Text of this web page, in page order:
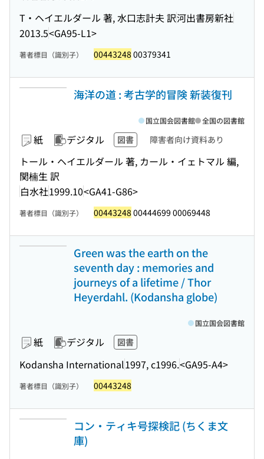
T・ヘイエルダール 著, 水口志計夫 訳河出書房新社
2013.5<GA95-L1>
著者標目（識別子） 00443248 00379341
海洋の道 : 考古学的冒険 新装復刊
紙 デジタル 図書 障害者向け資料あり
トール・ヘイエルダール 著, カール・イェトマル 編,
関楠生 訳
白水社1999.10<GA41-G86>
国立国会図書館 全国の図書館
著者標目（識別子） 00443248 00444699 00069448
Green was the earth on the
seventh day : memories and
journeys of a lifetime / Thor
Heyerdahl. (Kodansha globe)
紙 デジタル 図書
Kodansha International1997, c1996.<GA95-A4>
国立国会図書館
著者標目（識別子） 00443248
コン・ティキ号探検記 (ちくま文
庫)